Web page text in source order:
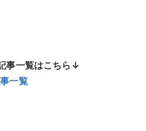
事一覧はこちら↓
一覧